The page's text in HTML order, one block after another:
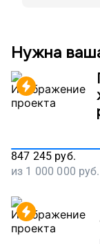
Нужна
847 245 руб.
из 1 000 000 руб.